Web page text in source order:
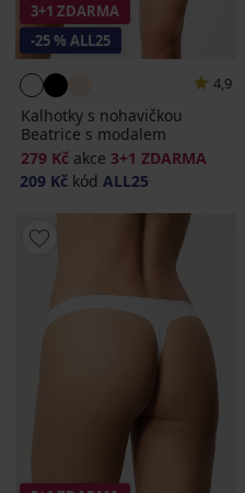
3+1 ZDARMA
-25 % ALL25
4,9
Kalhotky s nohavičkou
Beatrice s modalem
279 Kč akce 3+1 ZDARMA
209 Kč kód ALL25